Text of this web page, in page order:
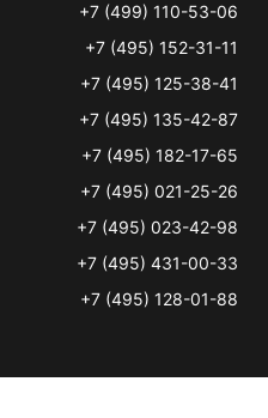
+7 (499) 110-53-06
+7 (495) 152-31-11
+7 (495) 125-38-41
+7 (495) 135-42-87
+7 (495) 182-17-65
+7 (495) 021-25-26
+7 (495) 023-42-98
+7 (495) 431-00-33
+7 (495) 128-01-88